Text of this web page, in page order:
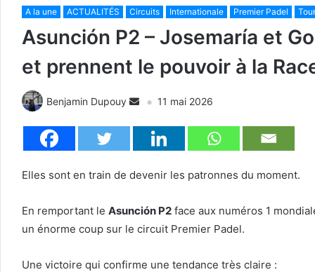
A la une ACTUALITÉS Circuits Internationale Premier Padel
Asunción P2 – Josemaría et
et prennent le pouvoir à la
Benjamin Dupouy 11 mai 2026
Elles sont en train de devenir les patronnes du moment.
En remportant le Asunción P2 face aux numéros 1
un énorme coup sur le circuit Premier Padel.
Une victoire qui confirme une tendance très claire :